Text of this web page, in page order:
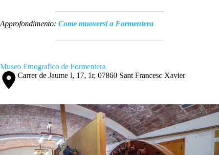
Approfondimento: Come muoversi a Formentera
Museo Etnografico de Formentera
Carrer de Jaume I, 17, 1r, 07860 Sant Francesc Xavier